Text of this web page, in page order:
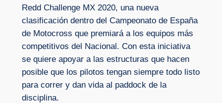
Redd Challenge MX 2020, una nueva
clasificación dentro del Campeonato de España
de Motocross que premiará a los equipos más
competitivos del Nacional. Con esta iniciativa
se quiere apoyar a las estructuras que hacen
posible que los pilotos tengan siempre todo listo
para correr y dan vida al paddock de la
disciplina.